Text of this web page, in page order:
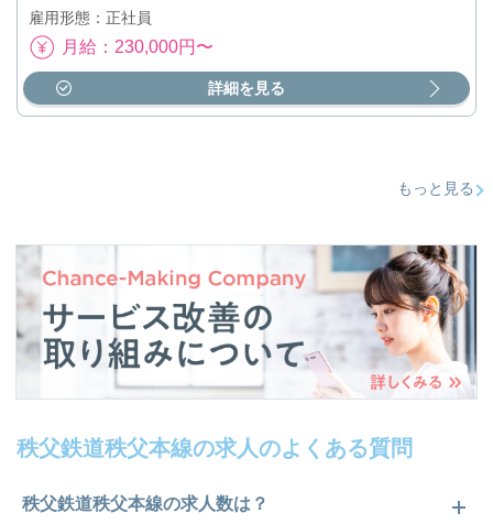
雇用形態：正社員
月給：230,000円〜
詳細を見る
もっと見る
秩父鉄道秩父本線の求人のよくある質問
秩父鉄道秩父本線の求人数は？